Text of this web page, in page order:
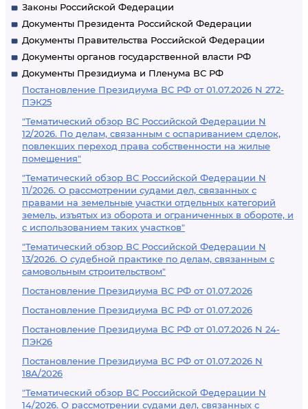
Законы Российской Федерации
Документы Президента Российской Федерации
Документы Правительства Российской Федерации
Документы органов государственной власти РФ
Документы Президиума и Пленума ВС РФ
Постановление Президиума ВС РФ от 01.07.2026 N 272-
ПЭК25
"Тематический обзор ВС Российской Федерации N
12/2026. По делам, связанным с оспариванием сделок,
повлекших переход права собственности на жилые
помещения"
"Тематический обзор ВС Российской Федерации N
11/2026. О рассмотрении судами дел, связанных с
правами на земельные участки отдельных категорий
земель, изъятых из оборота и ограниченных в обороте, и
с использованием таких участков"
"Тематический обзор ВС Российской Федерации N
13/2026. О судебной практике по делам, связанным с
самовольным строительством"
Постановление Президиума ВС РФ от 01.07.2026
Постановление Президиума ВС РФ от 01.07.2026
Постановление Президиума ВС РФ от 01.07.2026 N 24-
ПЭК26
Постановление Президиума ВС РФ от 01.07.2026 N
18А/2026
"Тематический обзор ВС Российской Федерации N
14/2026. О рассмотрении судами дел, связанных с